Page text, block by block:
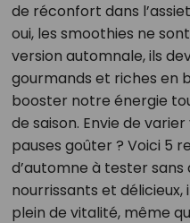
de réconfort dans
oui, les smoothies ne
version automnale, ils
gourmands et riches en
booster notre énergie
de saison. Envie de
pauses goûter ? Voici 5
d’automne à tester
nourrissants et
plein de vitalité, même